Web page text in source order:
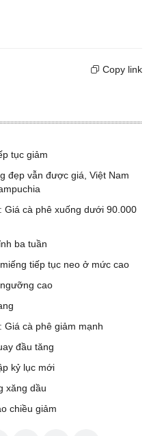
Copy link
tục giảm
đẹp vẫn được giá, Việt Nam
Giá cà phê xuống dưới 90.000
ba tuần
tiếp tục neo ở mức cao
cao
Giá cà phê giảm mạnh
đầu tăng
kỷ lục mới
xăng dầu
chiều giảm